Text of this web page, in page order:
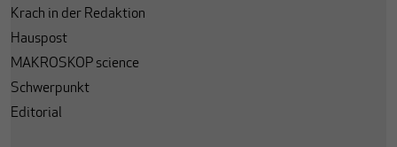
Krach in der Redaktion
Hauspost
MAKROSKOP science
Schwerpunkt
Editorial